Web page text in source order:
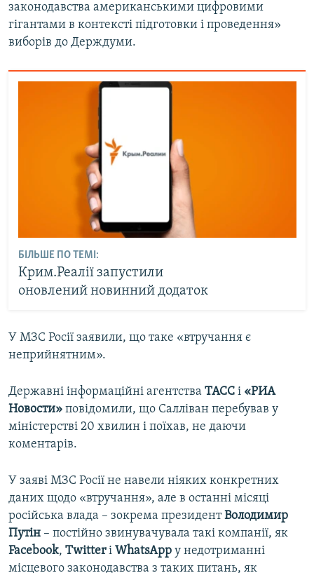
законодавства американськими цифровими
гігантами в контексті підготовки і проведення»
виборів до Держдуми.
БІЛЬШЕ ПО ТЕМІ:
Крим.Реалії запустили
оновлений новинний додаток
У МЗС Росії заявили, що таке «втручання є
неприйнятним».
Державні інформаційні агентства ТАСС і «РИА
Новости» повідомили, що Салліван перебував у
міністерстві 20 хвилин і поїхав, не даючи
коментарів.
У заяві МЗС Росії не навели ніяких конкретних
даних щодо «втручання», але в останні місяці
російська влада – зокрема президентВолодимир
Путін – постійно звинувачувала такі компанії, як
Facebook, Twitterі WhatsApp у недотриманні
місцевого законодавства з таких питань, як